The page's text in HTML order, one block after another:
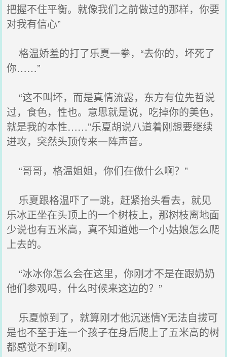
把握不住平衡。就像我们之前做过的那样，你要
对我有信心”
格温娇羞的打了乐夏一拳，“去你的，坏死了
你……”
“这不叫坏，而是真情流露，东方有位先哲说
过，食色，性也。意思就是说，吃掉你的美色，
就是我的本性……”乐夏胡说八道着刚想要继续
进攻，突然头顶传来一阵声音。
“哥哥，格温姐姐，你们在做什么啊？”
乐夏跟格温吓了一跳，赶紧抬头看去，就见
乐冰正坐在头顶上的一个树枝上，那树枝离地面
少说也有五米高，真不知道她一个小姑娘怎么爬
上去的。
“冰冰你怎么会在这里，你刚才不是在跟奶奶
他们参观吗，什么时候来这边的？”
乐夏惊到了，就算刚才他沉迷情Y无法自拔可
是也不至于连一个孩子在身后爬上了五米高的树
都感觉不到啊。